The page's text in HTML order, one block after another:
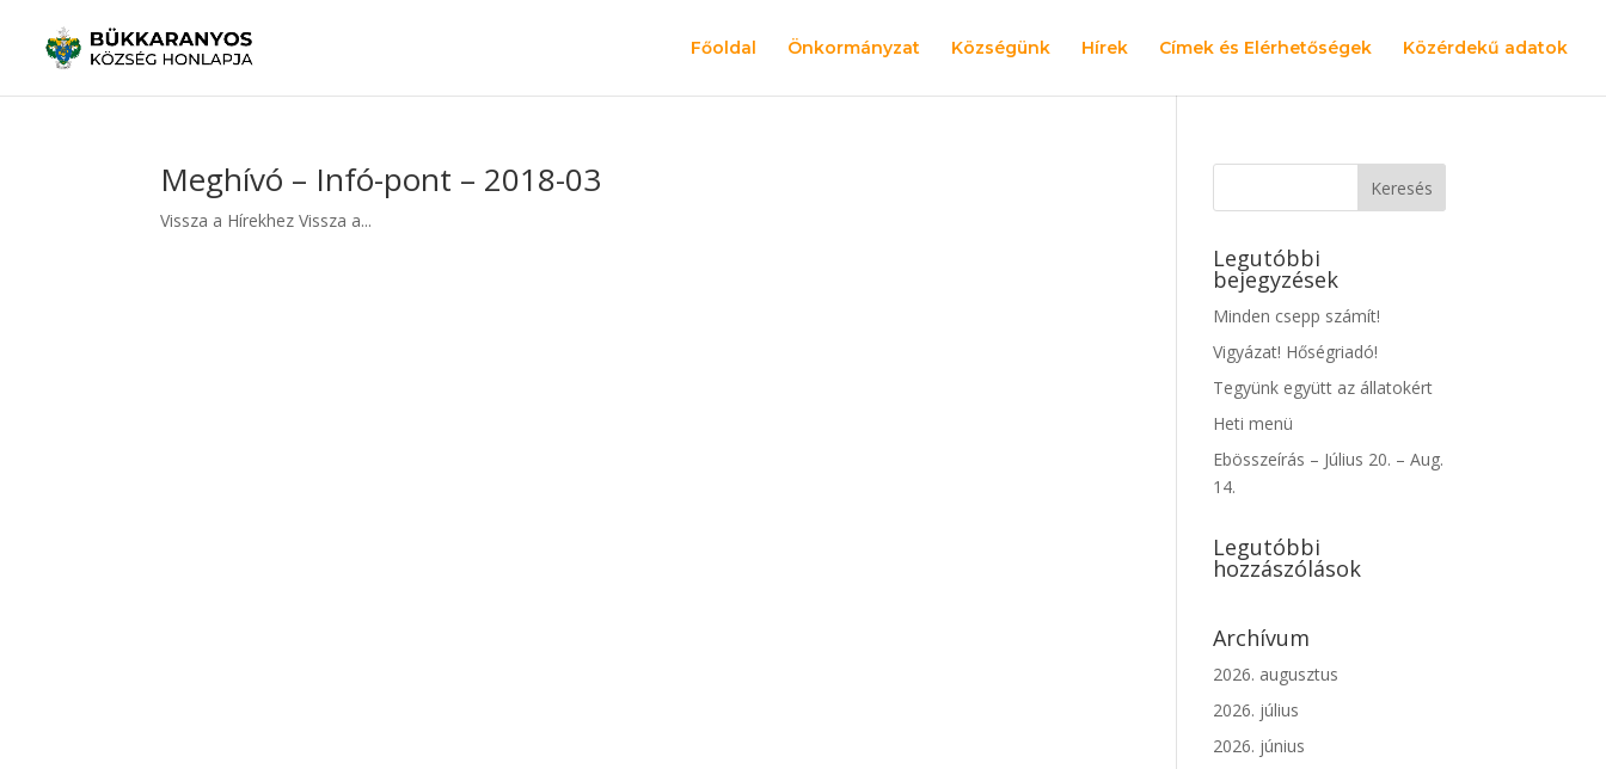
Főoldal Önkormányzat Községünk Hírek Címek és Elérhetőségek Közérdekű adatok
Meghívó – Infó-pont – 2018-03
Vissza a Hírekhez Vissza a...
Legutóbbi
bejegyzések
Minden csepp számít!
Vigyázat! Hőségriadó!
Tegyünk együtt az állatokért
Heti menü
Ebösszeírás – Július 20. – Aug.
14.
Legutóbbi
hozzászólások
Archívum
2026. augusztus
2026. július
2026. június